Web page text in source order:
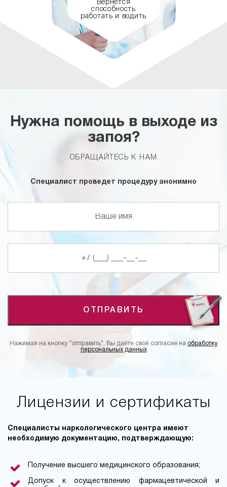
Вернётся
способность
работать и водить
Нужна помощь в выходе из
запоя?
ОБРАЩАЙТЕСЬ К НАМ
Специалист проведет процедуру анонимно
ОТПРАВИТЬ
Нажимая на кнопку ”отправить”, Вы даёте своё согласие на обработку
персональных данных
Лицензии и сертификаты
Специалисты наркологического центра имеют
необходимую документацию, подтверждающую:
Получение высшего медицинского образования;
Допуск к осуществлению фармацевтической и